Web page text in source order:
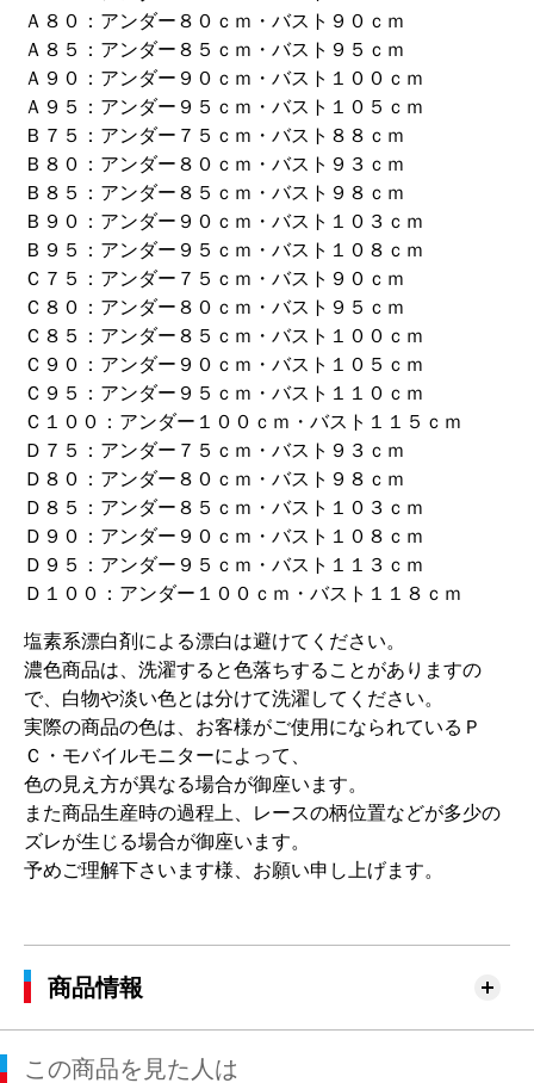
Ａ８０：アンダー８０ｃｍ・バスト９０ｃｍ
Ａ８５：アンダー８５ｃｍ・バスト９５ｃｍ
Ａ９０：アンダー９０ｃｍ・バスト１００ｃｍ
Ａ９５：アンダー９５ｃｍ・バスト１０５ｃｍ
Ｂ７５：アンダー７５ｃｍ・バスト８８ｃｍ
Ｂ８０：アンダー８０ｃｍ・バスト９３ｃｍ
Ｂ８５：アンダー８５ｃｍ・バスト９８ｃｍ
Ｂ９０：アンダー９０ｃｍ・バスト１０３ｃｍ
Ｂ９５：アンダー９５ｃｍ・バスト１０８ｃｍ
Ｃ７５：アンダー７５ｃｍ・バスト９０ｃｍ
Ｃ８０：アンダー８０ｃｍ・バスト９５ｃｍ
Ｃ８５：アンダー８５ｃｍ・バスト１００ｃｍ
Ｃ９０：アンダー９０ｃｍ・バスト１０５ｃｍ
Ｃ９５：アンダー９５ｃｍ・バスト１１０ｃｍ
Ｃ１００：アンダー１００ｃｍ・バスト１１５ｃｍ
Ｄ７５：アンダー７５ｃｍ・バスト９３ｃｍ
Ｄ８０：アンダー８０ｃｍ・バスト９８ｃｍ
Ｄ８５：アンダー８５ｃｍ・バスト１０３ｃｍ
Ｄ９０：アンダー９０ｃｍ・バスト１０８ｃｍ
Ｄ９５：アンダー９５ｃｍ・バスト１１３ｃｍ
Ｄ１００：アンダー１００ｃｍ・バスト１１８ｃｍ
塩素系漂白剤による漂白は避けてください。
濃色商品は、洗濯すると色落ちすることがありますの
で、白物や淡い色とは分けて洗濯してください。
実際の商品の色は、お客様がご使用になられているＰ
Ｃ・モバイルモニターによって、
色の見え方が異なる場合が御座います。
また商品生産時の過程上、レースの柄位置などが多少の
ズレが生じる場合が御座います。
予めご理解下さいます様、お願い申し上げます。
商品情報
この商品を見た人は